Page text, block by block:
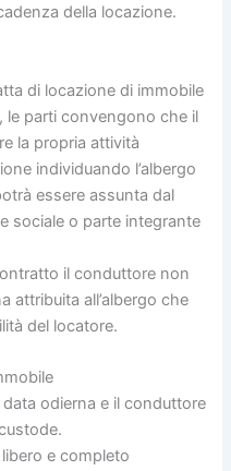
della locazione.
di locazione di immobile
le parti convengono che il
la propria attività
individuando l’albergo
essere assunta dal
sociale o parte integrante
il conduttore non
attribuita all’albergo che
del locatore.
odierna e il conduttore
e completo